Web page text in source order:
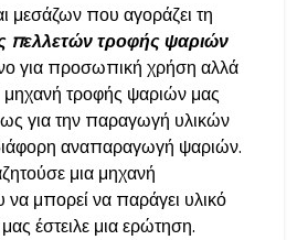
μεσάζων που αγοράζει τη
τροφής ψαριών
για προσωπική χρήση αλλά
τροφής ψαριών μας
για την παραγωγή υλικών
αναπαραγωγή ψαριών.
μια μηχανή
μπορεί να παράγει υλικό
έστειλε μια ερώτηση.